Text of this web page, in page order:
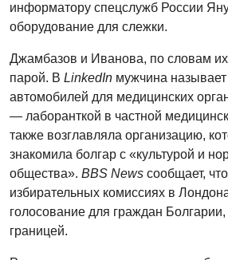
информатору спецслужб России
оборудование для слежки.
Джамбазов и Иванова, по словам
парой. В LinkedIn мужчина
автомобилей для медицинских
— лаборанткой в частной
также возглавляла организацию,
знакомила болгар с «культурой и
общества». BBS News сообщает,
избирательных комиссиях в
голосование для граждан
границей.